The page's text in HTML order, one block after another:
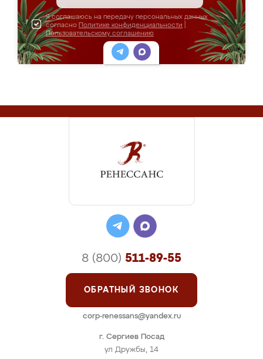
Я соглашаюсь на передачу персональных данных
согласно Политике конфиденциальности
Пользовательскому соглашению
г. Сергиев Посад
ул Дружбы, 14
8 (800) 511-89-55
ОБРАТНЫЙ ЗВОНОК
corp-renessans@yandex.ru